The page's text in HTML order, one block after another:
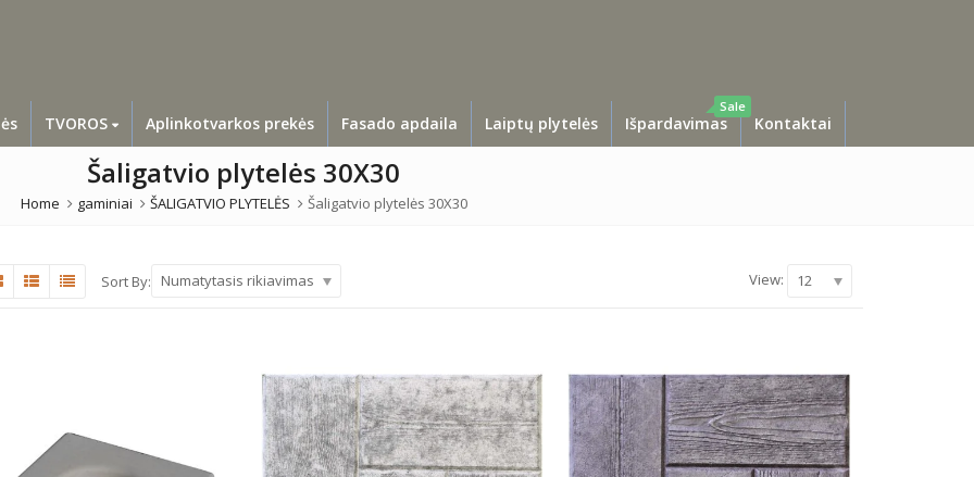
TVOROS Aplinkotvarkos prekės Fasado apdaila Laiptų plytelės Išpardavimas
Sale
Kontaktai
Šaligatvio plytelės 30X30
Home gaminiai ŠALIGATVIO PLYTELĖS Šaligatvio plytelės 30X30
Sort By: Numatytasis rikiavimas View: 12